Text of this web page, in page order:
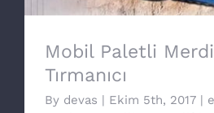
Mobil Paletli
Tırmanıcı
By devas | Ekim 5th, 2017 |